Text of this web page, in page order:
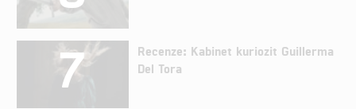
7
Recenze: Kabinet kuriozit Guillerma
Del Tora